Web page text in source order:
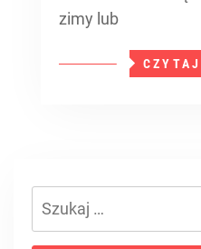
zimy lub
Szukaj: